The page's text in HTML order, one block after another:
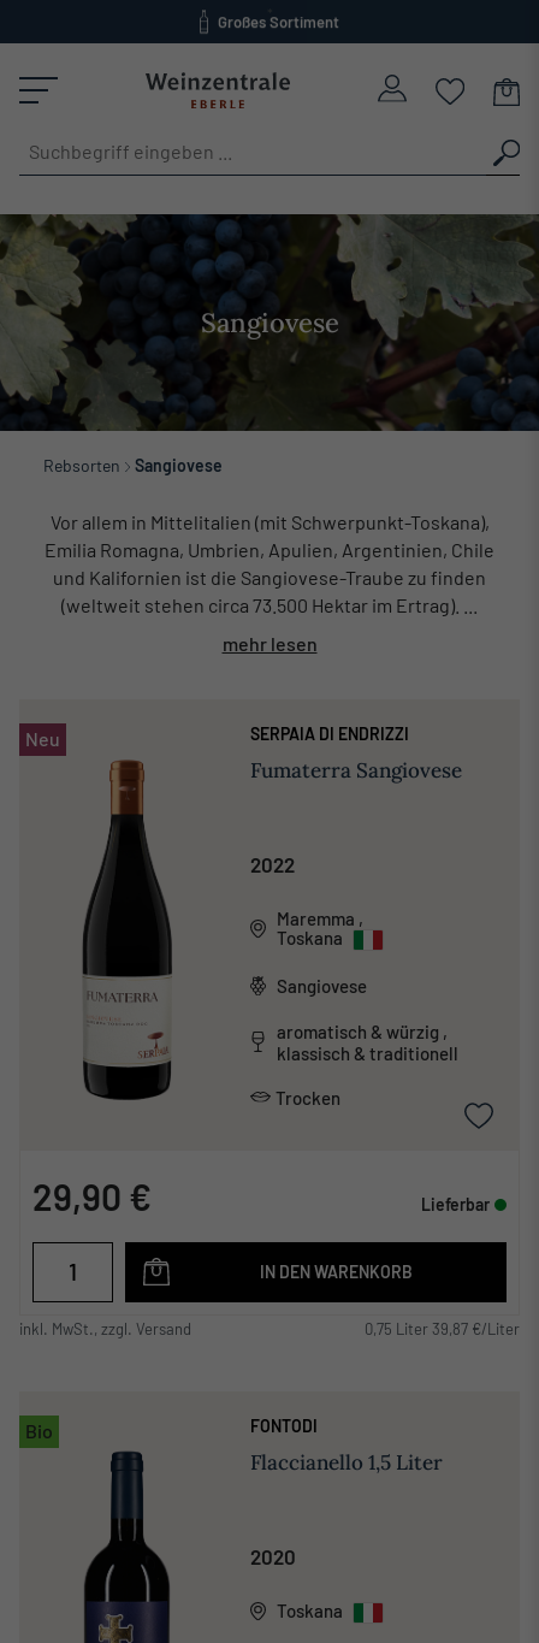
Großes Sortiment
Sangiovese
Rebsorten Sangiovese
Vor allem in Mittelitalien (mit Schwerpunkt-Toskana),
Emilia Romagna, Umbrien, Apulien, Argentinien, Chile
und Kalifornien ist die Sangiovese-Traube zu finden
(weltweit stehen circa 73.500 Hektar im Ertrag). ...
mehr lesen
Neu SERPAIA DI ENDRIZZI
Fumaterra Sangiovese
2022
Maremma ,
Toskana
Sangiovese
aromatisch & würzig ,
klassisch & traditionell
Trocken
29,90 € Lieferbar
IN DEN WARENKORB
inkl. MwSt., zzgl. Versand 0,75 Liter 39,87 €/Liter
Bio FONTODI
Flaccianello 1,5 Liter
2020
Toskana